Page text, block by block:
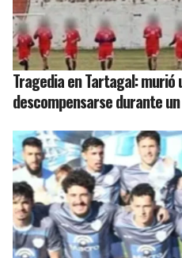
Tragedia en Tartagal:
descompensarse durante